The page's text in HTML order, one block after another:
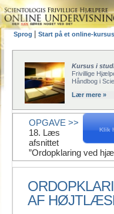
Sprog Start på et online-kursus
Kursus i
Frivillige
Håndbog i
Lær mere »
Klik
OPGAVE >>
18. Læs
afsnittet
”Ordopklaring ved
AF